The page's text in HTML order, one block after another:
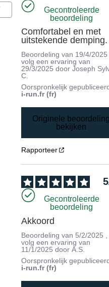
Gecontroleerde
beoordeling
Comfortabel en met
uitstekende demping.
Beoordeling van 19/4/2025
volg een ervaring van
29/3/2025 doorJoseph
C.
Oorspronkelijk
i-run.fr (fr)
Originele
bekijken
Rapporteer
5
Gecontroleerde
beoordeling
Akkoord
Beoordeling van 5/2/2025
volg een ervaring van
11/1/2025 doorA.S.
Oorspronkelijk
i-run.fr (fr)